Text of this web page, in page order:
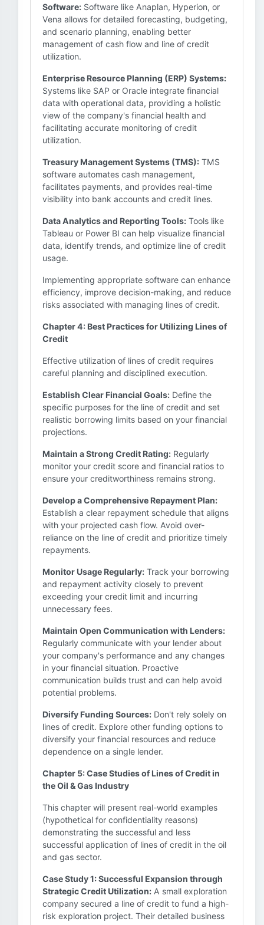
Software: Software like Anaplan, Hyperion, or
Vena allows for detailed forecasting, budgeting,
and scenario planning, enabling better
management of cash flow and line of credit
utilization.
Enterprise Resource Planning (ERP) Systems:
Systems like SAP or Oracle integrate financial
data with operational data, providing a holistic
view of the company's financial health and
facilitating accurate monitoring of credit
utilization.
Treasury Management Systems (TMS): TMS
software automates cash management,
facilitates payments, and provides real-time
visibility into bank accounts and credit lines.
Data Analytics and Reporting Tools: Tools like
Tableau or Power BI can help visualize financial
data, identify trends, and optimize line of credit
usage.
Implementing appropriate software can enhance
efficiency, improve decision-making, and reduce
risks associated with managing lines of credit.
Chapter 4: Best Practices for Utilizing Lines of
Credit
Effective utilization of lines of credit requires
careful planning and disciplined execution.
Establish Clear Financial Goals: Define the
specific purposes for the line of credit and set
realistic borrowing limits based on your financial
projections.
Maintain a Strong Credit Rating: Regularly
monitor your credit score and financial ratios to
ensure your creditworthiness remains strong.
Develop a Comprehensive Repayment Plan:
Establish a clear repayment schedule that aligns
with your projected cash flow. Avoid over-
reliance on the line of credit and prioritize timely
repayments.
Monitor Usage Regularly: Track your borrowing
and repayment activity closely to prevent
exceeding your credit limit and incurring
unnecessary fees.
Maintain Open Communication with Lenders:
Regularly communicate with your lender about
your company's performance and any changes
in your financial situation. Proactive
communication builds trust and can help avoid
potential problems.
Diversify Funding Sources: Don't rely solely on
lines of credit. Explore other funding options to
diversify your financial resources and reduce
dependence on a single lender.
Chapter 5: Case Studies of Lines of Credit in
the Oil & Gas Industry
This chapter will present real-world examples
(hypothetical for confidentiality reasons)
demonstrating the successful and less
successful application of lines of credit in the oil
and gas sector.
Case Study 1: Successful Expansion through
Strategic Credit Utilization: A small exploration
company secured a line of credit to fund a high-
risk exploration project. Their detailed business